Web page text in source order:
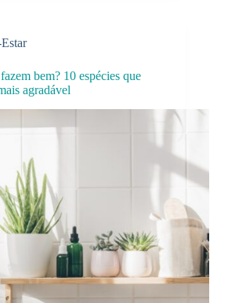
bem? 10 espécies que
agradável